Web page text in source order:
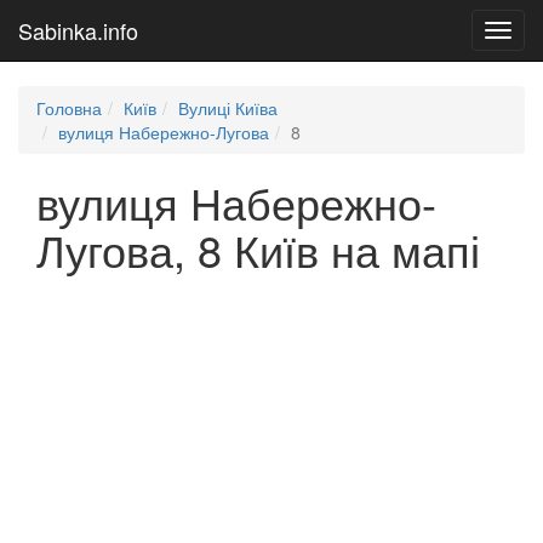
Sabinka.info
Головна Київ
Вулиці Київа
вулиця Набережно-Лугова
8
вулиця Набережно-
Лугова, 8 Київ на мапі